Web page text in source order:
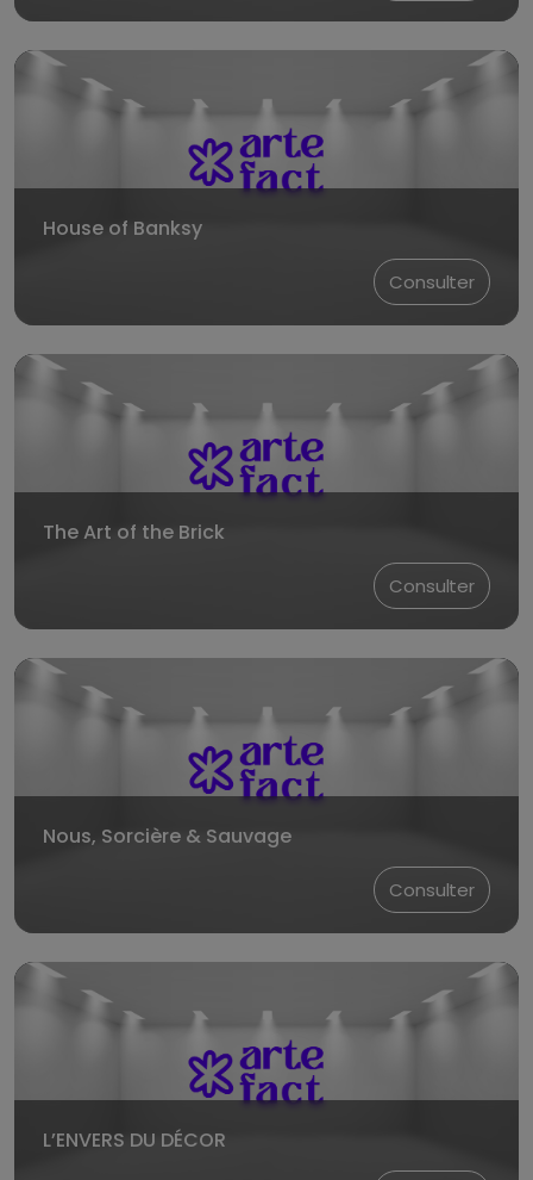
House of Banksy
Consulter
The Art of the Brick
Consulter
Nous, Sorcière & Sauvage
Consulter
L’ENVERS DU DÉCOR